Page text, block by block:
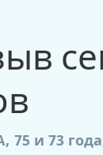
копии
75 и 73